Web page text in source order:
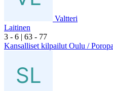
Valtteri
Laitinen
3 - 6 | 63 - 77
Kansalliset kilpailut Oulu /